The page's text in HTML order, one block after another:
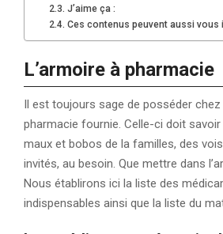
J’aime ça :
Ces contenus peuvent aussi vous
L’armoire à pharmacie
Il est toujours sage de posséder
pharmacie fournie. Celle-ci doit
maux et bobos de la familles, des
invités, au besoin. Que mettre dans
Nous établirons ici la liste des
indispensables ainsi que la liste du